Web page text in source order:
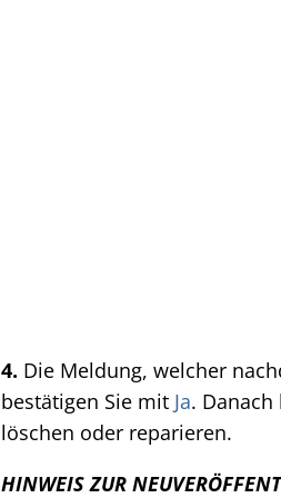
4. Die Meldung, welcher
bestätigen Sie mit Ja.
löschen oder reparieren.
HINWEIS ZUR